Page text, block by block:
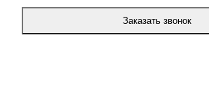
Заказать звонок